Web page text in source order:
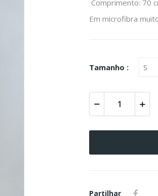
Comprimento: 70
Em microfibra
Tamanho :
Partilhar